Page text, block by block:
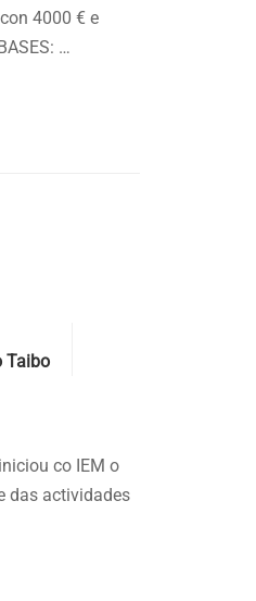
4000 € e
…
Taibo
co IEM o
das actividades